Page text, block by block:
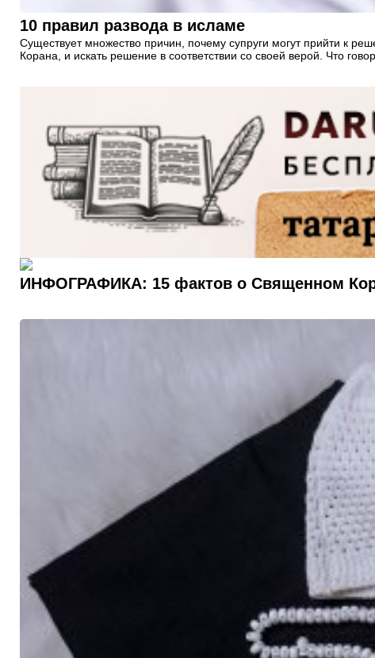
10 правил развода в исламе
Существует множество причин, почему супруги могут прийти к
Корана, и искать решение в соответствии со своей верой. Что
ИНФОГРАФИКА: 15 фактов о Священном